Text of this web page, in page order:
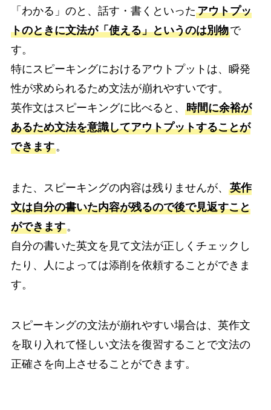
「わかる」のと、話す・書くといったアウトプッ
トのときに文法が「使える」というのは別物で
す。
特にスピーキングにおけるアウトプットは、瞬発
性が求められるため文法が崩れやすいです。
英作文はスピーキングに比べると、 時間に余裕が
あるため文法を意識してアウトプットすることが
できます。
また、スピーキングの内容は残りませんが、 英作
文は自分の書いた内容が残るので後で見返すこと
ができます。
自分の書いた英文を見て文法が正しくチェックし
たり、人によっては添削を依頼することができま
す。
スピーキングの文法が崩れやすい場合は、英作文
を取り入れて怪しい文法を復習することで文法の
正確さを向上させることができます。